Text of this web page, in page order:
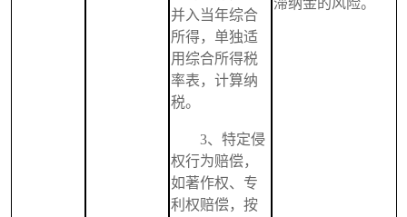
并入当年综合
所得，单独适
用综合所得税
率表，计算纳
税。
3、 特定侵
权行为赔偿，
如著作权、专
利权赔偿，按